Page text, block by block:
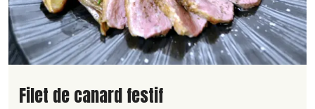
Lire la suite de la recette
Filet de canard festif